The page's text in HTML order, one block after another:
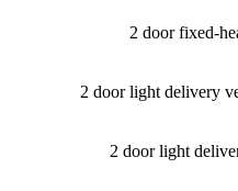
2 door fixed-
2 door light delivery
2 door light